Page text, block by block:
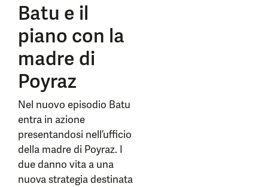
Batu e il
piano con la
madre di
Poyraz
Nel nuovo episodio Batu
entra in azione
presentandosi nell’ufficio
della madre di Poyraz. I
due danno vita a una
nuova strategia destinata